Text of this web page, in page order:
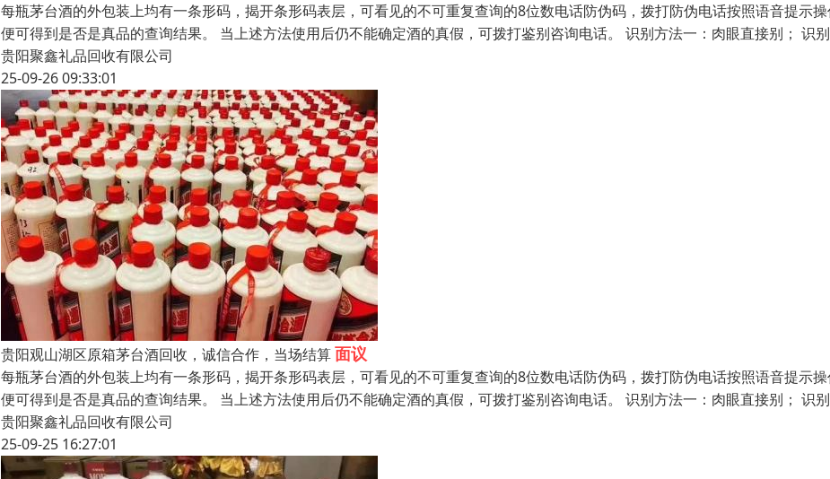
每瓶茅台酒的外包装上均有一条形码，揭开条形码表层，可看见的不可重复查询的8位数电话防伪码，拨打防伪电话按照语音提示
便可得到是否是真品的查询结果。 当上述方法使用后仍不能确定酒的真假，可拨打鉴别咨询电话。 识别方法一：肉眼直接别； 识别
贵阳聚鑫礼品回收有限公司
25-09-26 09:33:01
贵阳观山湖区原箱茅台酒回收，诚信合作，当场结算面议
每瓶茅台酒的外包装上均有一条形码，揭开条形码表层，可看见的不可重复查询的8位数电话防伪码，拨打防伪电话按照语音提示
便可得到是否是真品的查询结果。 当上述方法使用后仍不能确定酒的真假，可拨打鉴别咨询电话。 识别方法一：肉眼直接别； 识别
贵阳聚鑫礼品回收有限公司
25-09-25 16:27:01